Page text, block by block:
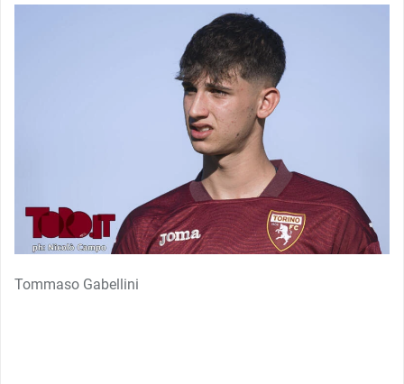
Tommaso Gabellini